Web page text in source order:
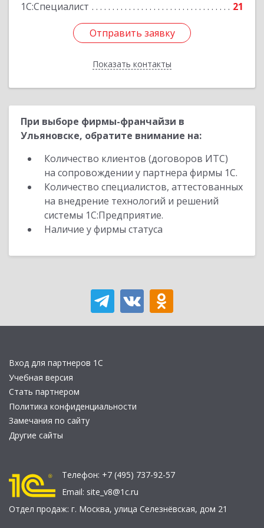
1С:Специалист
21
Отправить заявку
Показать контакты
Отправить заявку
Назад
При выборе фирмы-франчайзи в
Ульяновске, обратите внимание на:
Количество клиентов (договоров ИТС)
на сопровождении у партнера фирмы 1С.
Количество специалистов, аттестованных
на внедрение технологий и решений
системы 1С:Предприятие.
Наличие у фирмы статуса
Вход для партнеров 1С
Учебная версия
Стать партнером
Политика конфиденциальности
Замечания по сайту
Другие сайты
Телефон: +7 (495) 737-92-57
Email: site_v8@1c.ru
Отдел продаж: г. Москва, улица Селезнёвская, дом 21